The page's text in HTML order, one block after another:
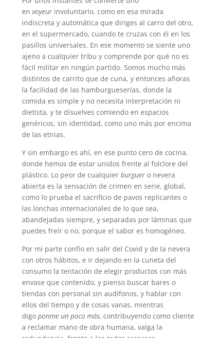
en voyeurinvoluntario, como en esa mirada
indiscreta y automática que diriges al carro del otro,
en el supermercado, cuando te cruzas con él en los
pasillos universales. En ese momento se siente uno
ajeno a cualquier tribu y comprende por qué no es
fácil militar en ningún partido. Somos mucho más
distintos de carrito que de cuna, y entonces añoras
la facilidad de las hamburgueserías, donde la
comida es simple y no necesita interpretación ni
dietista, y te disuelves comiendo en espacios
genéricos, sin identidad, como uno más por encima
de las etnias.
Y sin embargo es ahí, en ese punto cero de cocina,
donde hemos de estar unidos frente al folclore del
plástico. Lo peor de cualquier burguero nevera
abierta es la sensación de crimen en serie, global,
como lo prueba el sacrificio de pavos replicantes o
las lonchas internacionales de lo que sea,
abandejadas siempre, y separadas por láminas que
puedes freír o no, porque el sabor es homogéneo.
Por mi parte confío en salir del Covid y de la nevera
con otros hábitos, e ir dejando en la cuneta del
consumo la tentación de elegir productos con más
envase que contenido, y pienso buscar bares o
tiendas con personal sin audífonos, y hablar con
ellos del tiempo y de cosas vanas, mientras
digo ponme un poco más, contribuyendo como cliente
a reclamar mano de obra humana, valga la